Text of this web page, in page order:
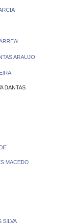
ARAUJO
DANTAS
MACEDO
SILVA